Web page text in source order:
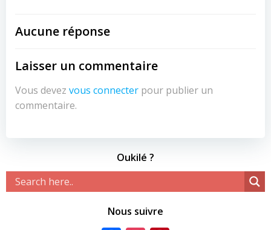
Aucune réponse
Laisser un commentaire
Vous devez vous connecter pour publier un
commentaire.
Oukilé ?
Nous suivre